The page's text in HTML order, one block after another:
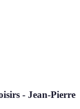
- Jean-Pierre